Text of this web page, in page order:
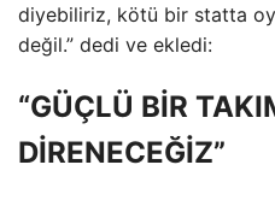
diyebiliriz, kötü bir statta
değil.” dedi ve ekledi:
“GÜÇLÜ BİR
DİRENECEĞİZ”